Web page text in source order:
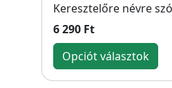
Keresztelőre névre
6 290 Ft
Opciót választok